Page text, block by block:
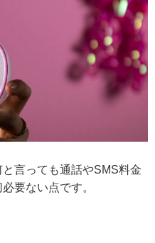
言っても通話やSMS料金
要ない点です。